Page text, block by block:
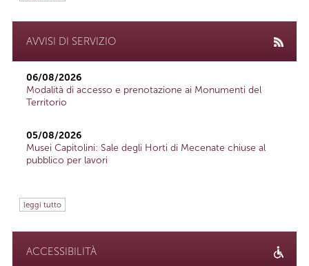
AVVISI DI SERVIZIO
06/08/2026
Modalità di accesso e prenotazione ai Monumenti del
Territorio
05/08/2026
Musei Capitolini: Sale degli Horti di Mecenate chiuse al
pubblico per lavori
leggi tutto
ACCESSIBILITÀ